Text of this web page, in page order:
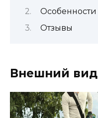
Особенности
Отзывы
Внешний вид